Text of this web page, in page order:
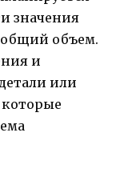
значения
общий объем.
и
или